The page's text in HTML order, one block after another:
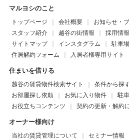
マルヨシのこと
トップページ 会社概要 お知らせ・
スタッフ紹介
越谷の街情報 採用情報
サイトマップ
インスタグラム
駐車
住居解約フォーム
入居者様専用サイト
住まいを借りる
越谷の賃貸物件検索サイト 条件から探
お部屋探し依頼
お気に入り物件
駐
お役立ちコンテンツ
契約の更新・解約
オーナー様向け
当社の賃貸管理について セミナー情報